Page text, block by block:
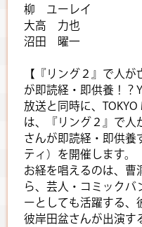
柳 ユーレイ
大高 力也
沼田 曜一
【『リング２』で人
が即読経・即供養！？
放送と同時に、
は、『リング２』で人
さんが即読経・即供養
ティ）を開催します。
お経を唱えるのは、曹
ら、芸人・コミックバ
ーとしても活躍する、
彼岸田盆さんが出演